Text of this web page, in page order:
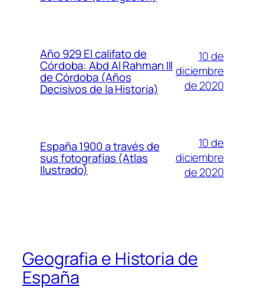
Año 929 El califato de
Córdoba: Abd Al Rahman III
de Córdoba (Años
Decisivos de la Historia)
10 de
diciembre
de 2020
España 1900 a través de
sus fotografías (Atlas
Ilustrado)
10 de
diciembre
de 2020
Geografia e Historia de
España